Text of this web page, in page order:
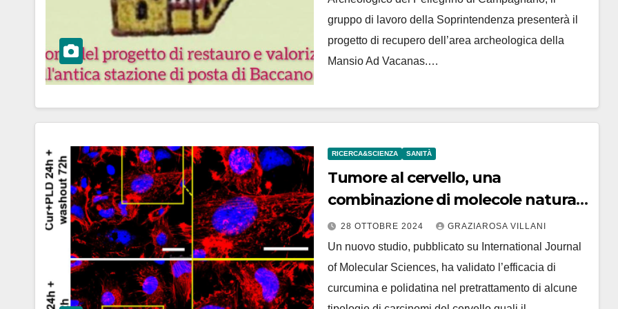
gruppo di lavoro della Soprintendenza presenterà il
progetto di recupero dell’area archeologica della
Mansio Ad Vacanas.…
RICERCA&SCIENZA SANITÀ
Tumore al cervello, una
combinazione di molecole naturali
per terapie più efficaci
28 OTTOBRE 2024 GRAZIAROSA VILLANI
Un nuovo studio, pubblicato su International Journal
of Molecular Sciences, ha validato l’efficacia di
curcumina e polidatina nel pretrattamento di alcune